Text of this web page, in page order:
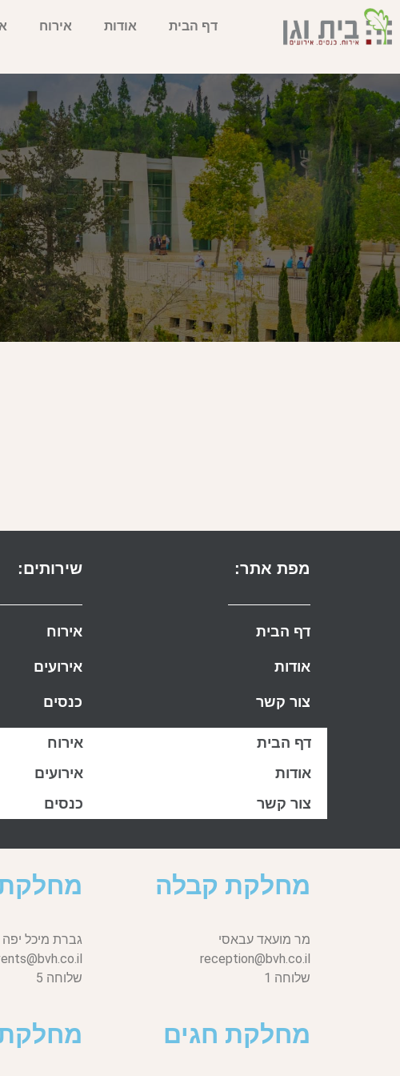
דף הבית אודות אירוח
מפת אתר:
דף הבית
אודות
צור קשר
דף הבית
אודות
צור קשר
שירותים:
אירוח
אירועים
כנסים
אירוח
אירועים
כנסים
מחלקת קבלה
מר מועאד עבאסי
reception@bvh.co.il
שלוחה 1
גברת מיכל יפה
שלוחה 5
מחלקת חגים